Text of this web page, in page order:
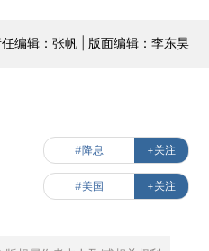
编辑：张帆 | 版面编辑：李东昊
#降息 +关注
#美国 +关注